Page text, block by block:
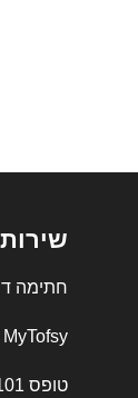
חתימה
MyTofsy
טופס 101 (למילוי מהנייד)